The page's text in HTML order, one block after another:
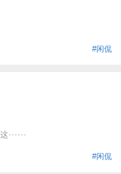
#闲侃
#闲侃